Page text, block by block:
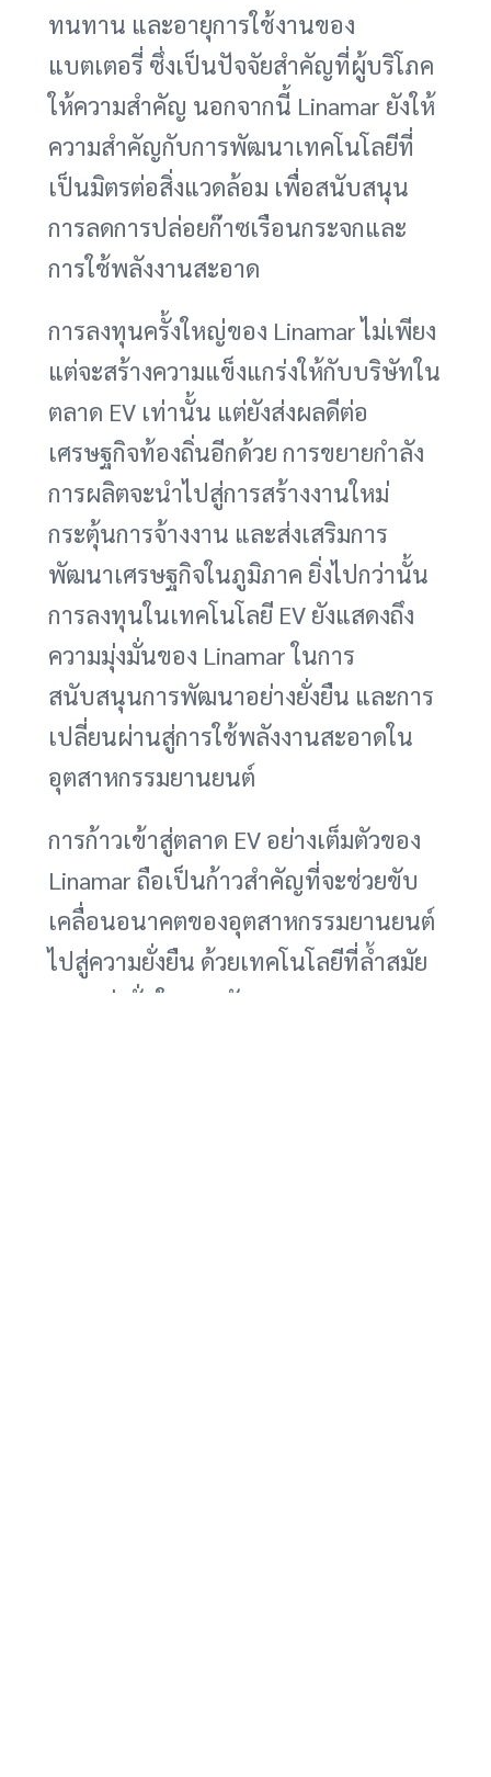
ทนทาน และอายุการใช้งานของ
แบตเตอรี่ ซึ่งเป็นปัจจัยสำคัญที่ผู้บริโภค
ให้ความสำคัญ นอกจากนี้ Linamar ยังให้
ความสำคัญกับการพัฒนาเทคโนโลยีที่
เป็นมิตรต่อสิ่งแวดล้อม เพื่อสนับสนุน
การลดการปล่อยก๊าซเรือนกระจกและ
การใช้พลังงานสะอาด
การลงทุนครั้งใหญ่ของ Linamar ไม่เพียง
แต่จะสร้างความแข็งแกร่งให้กับบริษัทใน
ตลาด EV เท่านั้น แต่ยังส่งผลดีต่อ
เศรษฐกิจท้องถิ่นอีกด้วย การขยายกำลัง
การผลิตจะนำไปสู่การสร้างงานใหม่
กระตุ้นการจ้างงาน และส่งเสริมการ
พัฒนาเศรษฐกิจในภูมิภาค ยิ่งไปกว่านั้น
การลงทุนในเทคโนโลยี EV ยังแสดงถึง
ความมุ่งมั่นของ Linamar ในการ
สนับสนุนการพัฒนาอย่างยั่งยืน และการ
เปลี่ยนผ่านสู่การใช้พลังงานสะอาดใน
อุตสาหกรรมยานยนต์
การก้าวเข้าสู่ตลาด EV อย่างเต็มตัวของ
Linamar ถือเป็นก้าวสำคัญที่จะช่วยขับ
เคลื่อนอนาคตของอุตสาหกรรมยานยนต์
ไปสู่ความยั่งยืน ด้วยเทคโนโลยีที่ล้ำสมัย
ความมุ่งมั่นในการพัฒนา และการลงทุน